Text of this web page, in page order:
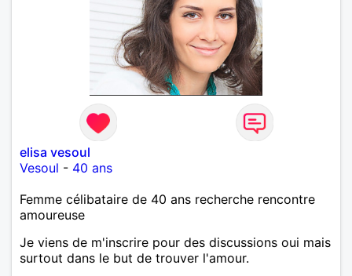
elisa vesoul
Vesoul - 40 ans
Femme célibataire de 40 ans recherche rencontre
amoureuse
Je viens de m'inscrire pour des discussions oui mais
surtout dans le but de trouver l'amour.